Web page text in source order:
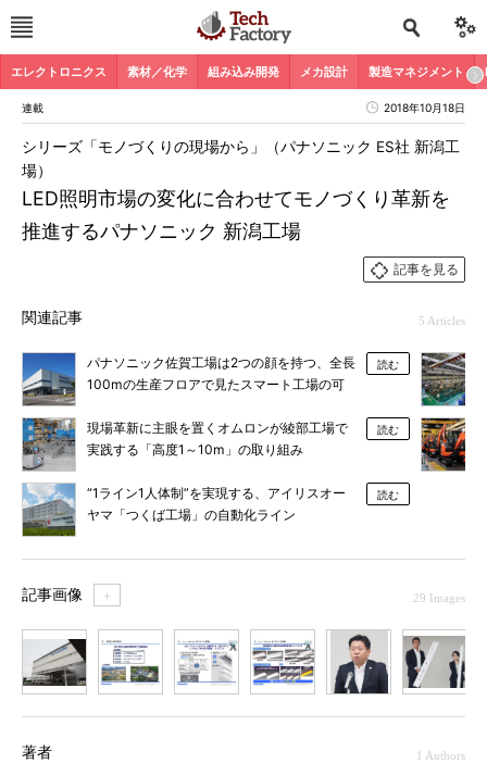
エレクトロニクス 素材／化学 組み込み開発 メカ設計 製造マネジメント
連載 2018年10月18日
LED照明市場の変化に合わせてモノづくり革新を
推進するパナソニック 新潟工場
シリーズ「モノづくりの現場から」（パナソニック ES社 新潟工
場）
記事を見る
関連記事 5 Articles
パナソニック佐賀工場は2つの顔を持つ、全長
100mの生産フロアで見たスマート工場の可
読む
現場革新に主眼を置くオムロンが綾部工場で
実践する「高度1～10m」の取り組み
読む
“1ライン1人体制”を実現する、アイリスオー
ヤマ「つくば工場」の自動化ライン
読む
記事画像 ＋ 29 Images
著者 1 Authors